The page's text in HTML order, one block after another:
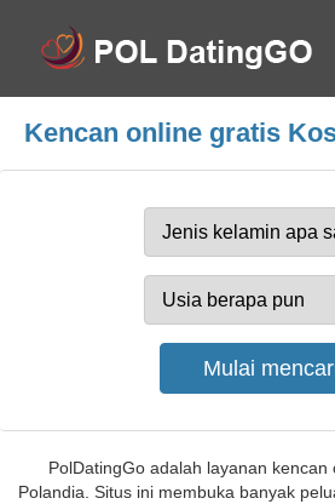
Kencan online gratis
PolDatingGo adalah layanan kencan
Polandia. Situs ini membuka banyak